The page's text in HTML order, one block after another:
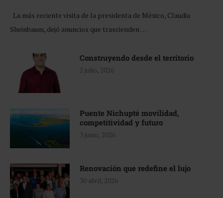
La más reciente visita de la presidenta de México, Claudia
Sheinbaum, dejó anuncios que trascienden …
Construyendo desde el territorio
2 julio, 2026
Puente Nichupté movilidad,
competitividad y futuro
3 junio, 2026
Renovación que redefine el lujo
30 abril, 2026